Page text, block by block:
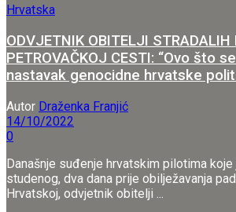
Hrvatska
ODVJETNIK OBITELJI STRADALIH
PETROVAČKOJ CESTI: “Ovo što
nastavak genocidne hrvatske
Autor Draženka Franjić
14/10/2022
0
Današnje suđenje hrvatskim pilotima
studenog, dva dana prije obilježavanja
Hrvatskoj, odvjetnik obitelji ...